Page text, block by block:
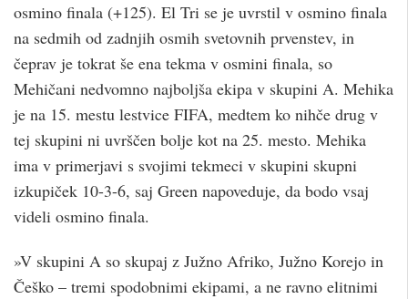
osmino finala (+125). El Tri se je uvrstil v osmino finala
na sedmih od zadnjih osmih svetovnih prvenstev, in
čeprav je tokrat še ena tekma v osmini finala, so
Mehičani nedvomno najboljša ekipa v skupini A. Mehika
je na 15. mestu lestvice FIFA, medtem ko nihče drug v
tej skupini ni uvrščen bolje kot na 25. mesto. Mehika
ima v primerjavi s svojimi tekmeci v skupini skupni
izkupiček 10-3-6, saj Green napoveduje, da bodo vsaj
videli osmino finala.
»V skupini A so skupaj z Južno Afriko, Južno Korejo in
Češko – tremi spodobnimi ekipami, a ne ravno elitnimi